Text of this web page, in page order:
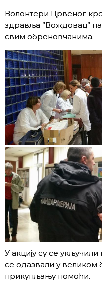
Волонтери Црвеног
здравља ”Вождовац”
свим обреновчанима.
У акцију су се
се одазвали у великом
прикупљању помоћи.